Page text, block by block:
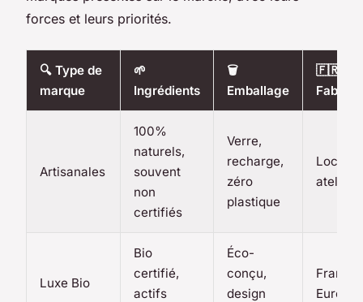
forces et leurs priorités.
🔍 Type de
marque
🌱
Ingrédients
🗑️
Emballage
🇫🇷
Artisanales
100%
naturels,
souvent
non
certifiés
Verre,
recharge,
zéro
plastique
Local,
atelier
Luxe Bio
Bio
certifié,
actifs
Éco-
conçu,
design
France
Europe